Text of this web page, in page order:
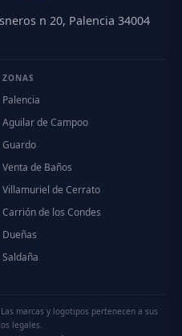
n 20, Palencia 34004
ZONAS
Palencia
Aguilar de Campoo
Guardo
Venta de Baños
Villamuriel de Cerrato
Carrión de los Condes
Dueñas
Saldaña
marcas y logotipos pertenecen a sus
legales.